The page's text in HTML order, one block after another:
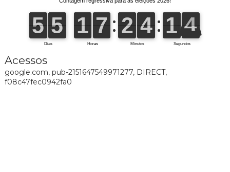
Acessos
google.com, pub-2151647549971277, DIRECT,
f08c47fec0942fa0